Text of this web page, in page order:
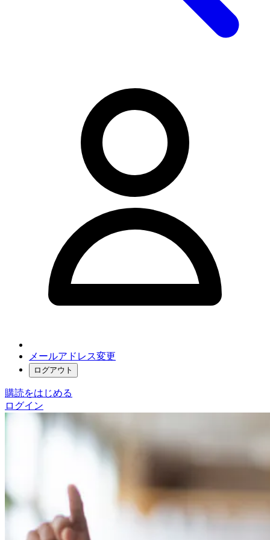
メールアドレス変更
ログアウト
購読をはじめる
ログイン